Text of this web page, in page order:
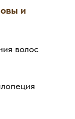
и
волос